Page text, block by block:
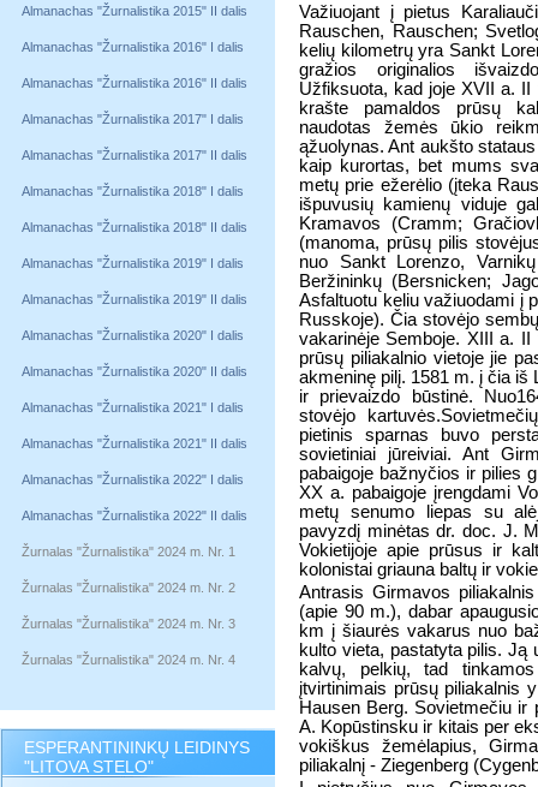
Almanachas "Žurnalistika 2015" II dalis
Almanachas "Žurnalistika 2016" I dalis
Almanachas "Žurnalistika 2016" II dalis
Almanachas "Žurnalistika 2017" I dalis
Almanachas "Žurnalistika 2017" II dalis
Almanachas "Žurnalistika 2018" I dalis
Almanachas "Žurnalistika 2018" II dalis
Almanachas "Žurnalistika 2019" I dalis
Almanachas "Žurnalistika 2019" II dalis
Almanachas "Žurnalistika 2020" I dalis
Almanachas "Žurnalistika 2020" II dalis
Almanachas "Žurnalistika 2021" I dalis
Almanachas "Žurnalistika 2021" II dalis
Almanachas "Žurnalistika 2022" I dalis
Almanachas "Žurnalistika 2022" II dalis
Žurnalas "Žurnalistika" 2024 m. Nr. 1
Žurnalas "Žurnalistika" 2024 m. Nr. 2
Žurnalas "Žurnalistika" 2024 m. Nr. 3
Žurnalas "Žurnalistika" 2024 m. Nr. 4
ESPERANTININKŲ LEIDINYS
"LITOVA STELO"
Važiuojant į pietus
Rauschen, Rauschen;
kelių kilometrų yra Sankt
gražios originalios
Užfiksuota, kad joje XVII a.
krašte pamaldos prūsų
naudotas žemės ūkio
ąžuolynas. Ant aukšto
kaip kurortas, bet mums
metų prie ežerėlio (įteka
išpuvusių kamienų viduje
Kramavos (Cramm;
(manoma, prūsų pilis
nuo Sankt Lorenzo,
Beržininkų (Bersnicken;
Asfaltuotu keliu važiuodami į
Russkoje). Čia stovėjo
vakarinėje Semboje. XIII a.
prūsų piliakalnio vietoje jie
akmeninę pilį. 1581 m. į čia iš
ir prievaizdo būstinė.
stovėjo
pietinis sparnas buvo
sovietiniai jūreiviai. Ant
pabaigoje bažnyčios ir pilies
XX a. pabaigoje įrengdami
metų senumo liepas su
pavyzdį minėtas dr. doc. J.
Vokietijoje apie prūsus ir
kolonistai griauna baltų ir
Antrasis Girmavos
(apie 90 m.), dabar
km į šiaurės vakarus nuo
kulto vieta, pastatyta pilis. Ją
kalvų, pelkių, tad
įtvirtinimais prūsų piliakalnis
Hausen Berg. Sovietmečiu
A. Kopūstinsku ir kitais per
vokiškus žemėlapius,
piliakalnį - Ziegenberg